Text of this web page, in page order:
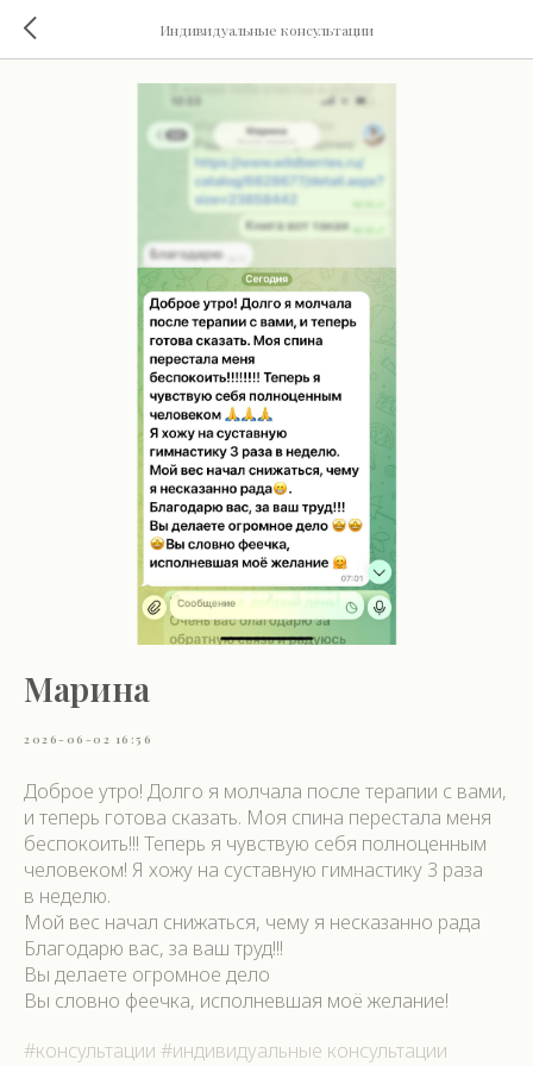
Индивидуальные консультации
Марина
2026-06-02 16:56
Доброе утро! Долго я молчала после терапии с вами,
и теперь готова сказать. Моя спина перестала меня
беспокоить!!! Теперь я чувствую себя полноценным
человеком! Я хожу на суставную гимнастику 3 раза
в неделю.
Мой вес начал снижаться, чему я несказанно рада
Благодарю вас, за ваш труд!!!
Вы делаете огромное дело
Вы словно феечка, исполневшая моё желание!
#консультации #индивидуальные консультации